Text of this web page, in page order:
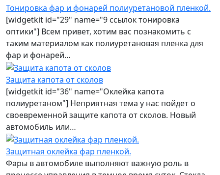
Тонировка фар и фонарей полиуретановой пленкой.
[widgetkit id="29" name="9 ссылок тонировка
оптики"] Всем привет, хотим вас познакомить с
таким материалом как полиуретановая пленка для
фар и фонарей…
Защита капота от сколов
[widgetkit id="36" name="Оклейка капота
полиуретаном"] Неприятная тема у нас пойдет о
своевременной защите капота от сколов. Новый
автомобиль или…
Защитная оклейка фар пленкой.
Фары в автомобиле выполняют важную роль в